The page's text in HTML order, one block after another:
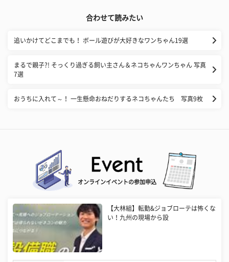
合わせて読みたい
追いかけてどこまでも！ ボール遊びが大好きなワンちゃん19選
まるで親子?! そっくり過ぎる飼い主さん＆ネコちゃんワンちゃん 写真
7選
おうちに入れて～！ 一生懸命おねだりするネコちゃんたち 写真9枚
オンラインイベントの参加申込
【大林組】転勤&ジョブローテは怖くな
い！九州の現場から設